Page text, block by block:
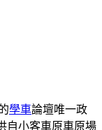
學車論壇唯一政
自小客車原車原場